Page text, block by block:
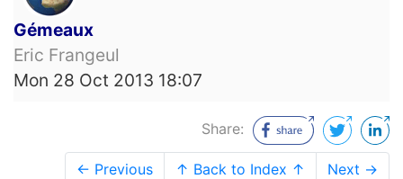
Gémeaux
Eric Frangeul
Mon 28 Oct 2013 18:07
Share:
← Previous ↑ Back to Index ↑ Next →